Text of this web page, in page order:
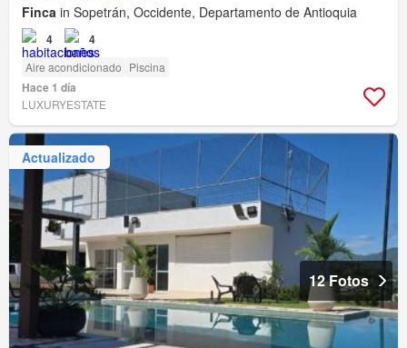
Finca in Sopetrán, Occidente, Departamento de Antioquia
4 4
Aire acondicionado Piscina
Hace 1 día
LUXURYESTATE
Actualizado
12 Fotos